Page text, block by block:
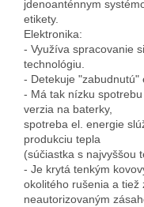
jdenoanténnym
etikety.
Elektronika:
- Využíva spracovanie
technológiu.
- Detekuje "zabudnutú"
- Má tak nízku
verzia na baterky,
spotreba el. energie
produkciu tepla
(súčiastka s najvyššou
- Je krytá tenkým
okolitého rušenia a tiež
neautorizovaným